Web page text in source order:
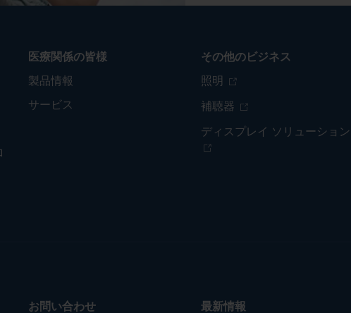
医療関係の皆様
製品情報
サービス
その他のビジネス
照明
補聴器
ディスプレイ ソリューション
お問い合わせ
最新情報